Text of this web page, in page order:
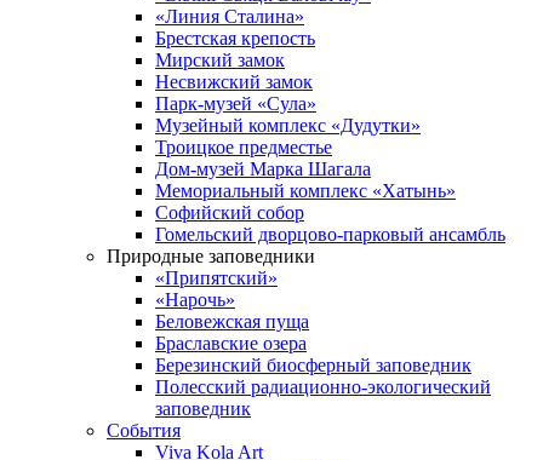
«Линия Сталина»
Брестская крепость
Мирский замок
Несвижский замок
Парк-музей «Сула»
Музейный комплекс «Дудутки»
Троицкое предместье
Дом-музей Марка Шагала
Мемориальный комплекс «Хатынь»
Софийский собор
Гомельский дворцово-парковый ансамбль
Природные заповедники
«Припятский»
«Нарочь»
Беловежская пуща
Браславские озера
Березинский биосферный заповедник
Полесский радиационно-экологический
заповедник
События
Viva Kola Art